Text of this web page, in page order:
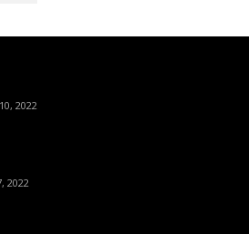
2022
2022